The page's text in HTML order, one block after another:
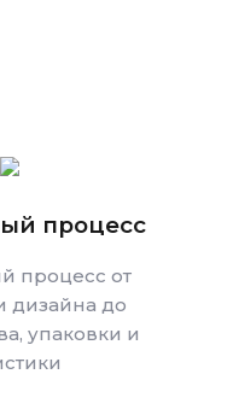
процесс
процесс от
дизайна до
упаковки и